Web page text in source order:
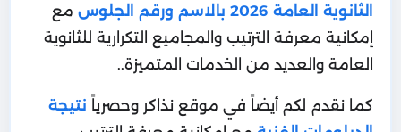
الثانوية العامة 2026 بالاسم ورقم الجلوس
مع
إمكانية معرفة الترتيب والمجاميع التكرارية للثانوية
العامة والعديد من الخدمات المتميزة..
كما نقدم لكم أيضاً في موقع نذاكر وحصرياً نتيجة